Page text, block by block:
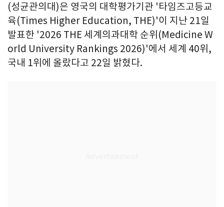
(성균관의대)은 영국의 대학평가기관 '타임즈고등교
육(Times Higher Education, THE)'이 지난 21일
발표한 '2026 THE 세계의과대학 순위(Medicine W
orld University Rankings 2026)'에서 세계 40위,
국내 1위에 올랐다고 22일 밝혔다.